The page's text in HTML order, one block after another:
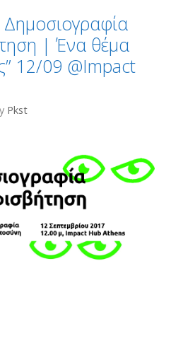
| Ένα θέμα
12/09 @Impact
Pkst